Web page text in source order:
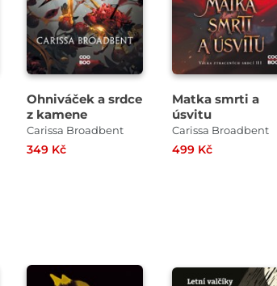
Ohniváček a srdce
z kamene
Carissa Broadbent
349 Kč
Matka smrti a
úsvitu
Carissa Broadbent
499 Kč